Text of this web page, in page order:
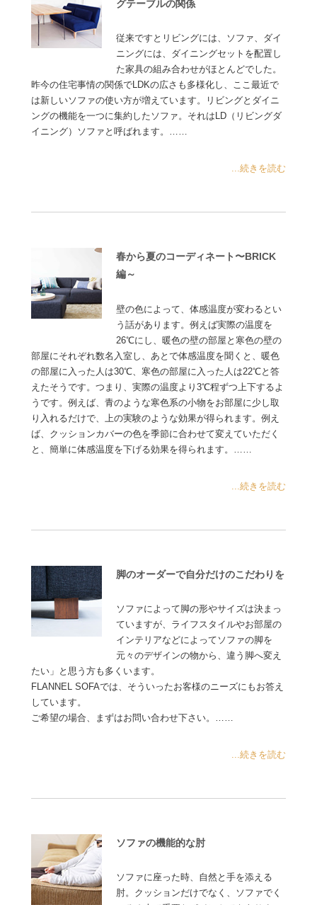
グテーブルの関係
従来ですとリビングには、ソファ、ダイ
ニングには、ダイニングセットを配置し
た家具の組み合わせがほとんどでした。
昨今の住宅事情の関係でLDKの広さも多様化し、ここ最近で
は新しいソファの使い方が増えています。リビングとダイニ
ングの機能を一つに集約したソファ。それはLD（リビングダ
イニング）ソファと呼ばれます。……
...続きを読む
春から夏のコーディネート〜BRICK
編～
壁の色によって、体感温度が変わるとい
う話があります。例えば実際の温度を
26℃にし、暖色の壁の部屋と寒色の壁の
部屋にそれぞれ数名入室し、あとで体感温度を聞くと、暖色
の部屋に入った人は30℃、寒色の部屋に入った人は22℃と答
えたそうです。つまり、実際の温度より3℃程ずつ上下するよ
うです。例えば、青のような寒色系の小物をお部屋に少し取
り入れるだけで、上の実験のような効果が得られます。例え
ば、クッションカバーの色を季節に合わせて変えていただく
と、簡単に体感温度を下げる効果を得られます。……
...続きを読む
脚のオーダーで自分だけのこだわりを
ソファによって脚の形やサイズは決まっ
ていますが、ライフスタイルやお部屋の
インテリアなどによってソファの脚を
元々のデザインの物から、違う脚へ変え
たい」と思う方も多くいます。
FLANNEL SOFAでは、そういったお客様のニーズにもお答え
しています。
ご希望の場合、まずはお問い合わせ下さい。……
...続きを読む
ソファの機能的な肘
ソファに座った時、自然と手を添える
肘。クッションだけでなく、ソファでく